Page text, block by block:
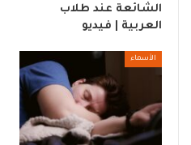
الشائعة عند طلاب
العربية | فيديو
الأسماء